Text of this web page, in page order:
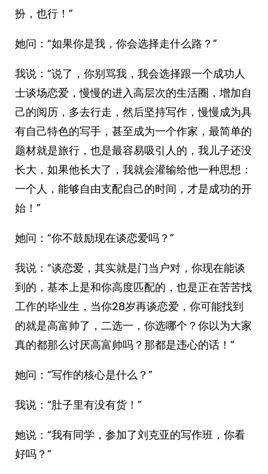
扮，也行！”
她问：“如果你是我，你会选择走什么路？”
我说：“说了，你别骂我，我会选择跟一个成功人
士谈场恋爱，慢慢的进入高层次的生活圈，增加自
己的阅历，多去行走，然后坚持写作，慢慢成为具
有自己特色的写手，甚至成为一个作家，最简单的
题材就是旅行，也是最容易吸引人的，我儿子还没
长大，如果他长大了，我就会灌输给他一种思想：
一个人，能够自由支配自己的时间，才是成功的开
始！”
她问：“你不鼓励现在谈恋爱吗？”
我说：“谈恋爱，其实就是门当户对，你现在能谈
到的，基本上是和你高度匹配的，也是正在苦苦找
工作的毕业生，当你28岁再谈恋爱，你可能找到
的就是高富帅了，二选一，你选哪个？你以为大家
真的都那么讨厌高富帅吗？那都是违心的话！”
她问：“写作的核心是什么？”
我说：“肚子里有没有货！”
她说：“我有同学，参加了刘克亚的写作班，你看
好吗？”